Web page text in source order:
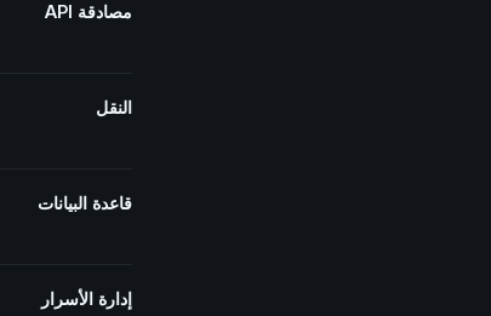
مصادقة API
النقل
قاعدة البيانات
إدارة الأسرار